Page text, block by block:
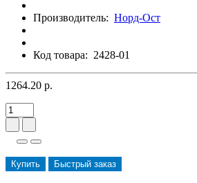
Производитель: Норд-Ост
Код товара: 2428-01
1264.20 р.
Купить Быстрый заказ